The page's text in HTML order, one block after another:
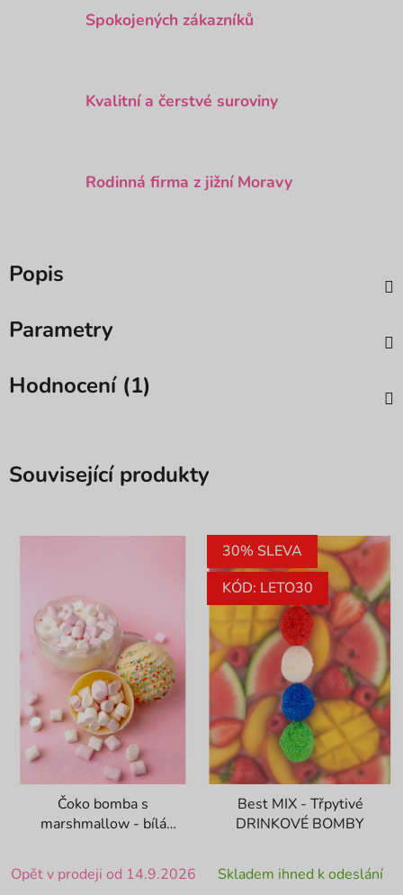
Spokojených zákazníků
Kvalitní a čerstvé suroviny
Rodinná firma z jižní Moravy
Popis
Parametry
Hodnocení (1)
Související produkty
Čoko bomba s
marshmallow - bílá
hodnocení
Opět v prodeji od 14.9.2026
30% SLEVA
KÓD: LETO30
Best MIX - Třpytivé
DRINKOVÉ BOMBY
hodnocení
Skladem ihned k odeslání